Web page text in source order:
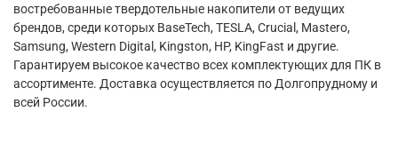
востребованные твердотельные накопители от ведущих
брендов, среди которых BaseTech, TESLA, Crucial, Mastero,
Samsung, Western Digital, Kingston, HP, KingFast и другие.
Гарантируем высокое качество всех комплектующих для ПК в
ассортименте. Доставка осуществляется по Долгопрудному и
всей России.